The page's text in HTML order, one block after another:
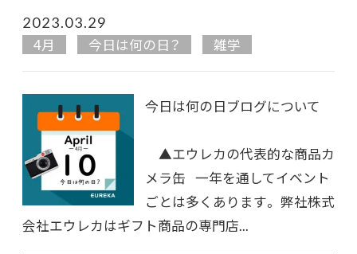
2023.03.29
4月 今日は何の日？ 雑学
今日は何の日ブログについて
▲エウレカの代表的な商品カ
メラ缶 一年を通してイベント
ごとは多くあります。 弊社株式
会社エウレカはギフト商品の専門店...